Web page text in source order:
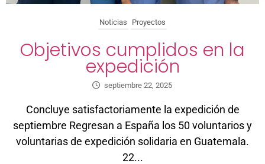
Noticias Proyectos
Objetivos cumplidos en la
expedición
septiembre 22, 2025
Concluye satisfactoriamente la expedición de
septiembre Regresan a España los 50 voluntarios y
voluntarias de expedición solidaria en Guatemala.
22...